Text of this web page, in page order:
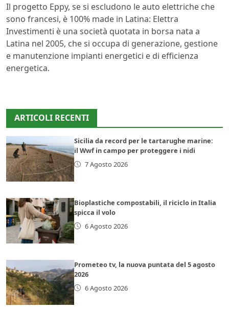
Il progetto Eppy, se si escludono le auto elettriche che
sono francesi, è 100% made in Latina: Elettra
Investimenti è una società quotata in borsa nata a
Latina nel 2005, che si occupa di generazione, gestione
e manutenzione impianti energetici e di efficienza
energetica.
ARTICOLI RECENTI
Sicilia da record per le tartarughe marine:
il Wwf in campo per proteggere i nidi
7 Agosto 2026
Bioplastiche compostabili, il riciclo in Italia
spicca il volo
6 Agosto 2026
Prometeo tv, la nuova puntata del 5 agosto
2026
6 Agosto 2026